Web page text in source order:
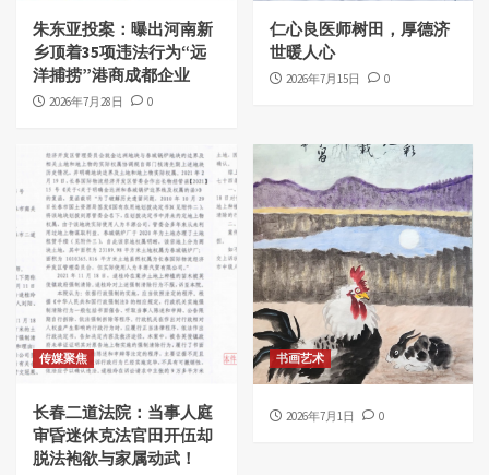
朱东亚投案：曝出河南新
乡顶着35项违法行为“远
洋捕捞”港商成都企业
2026年7月28日 0
仁心良医师树田，厚德济
世暖人心
2026年7月15日 0
传媒聚焦
长春二道法院：当事人庭
审昏迷休克法官田开伍却
脱法袍欲与家属动武！
书画艺术
2026年7月1日 0